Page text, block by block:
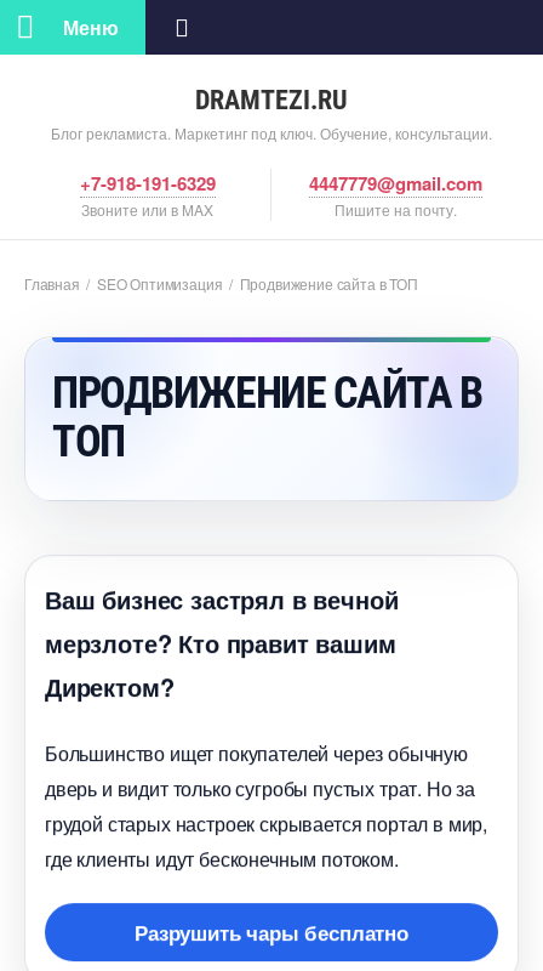
DRAMTEZI.RU
Блог рекламиста. Маркетинг под ключ. Обучение, консультации.
Меню
+7-918-191-6329
Звоните или в MAX
4447779@gmail.com
Пишите на почту.
Главная / SEO Оптимизация / Продвижение сайта в ТОП
ПРОДВИЖЕНИЕ САЙТА
ТОП
аш бизнес застрял в вечной
мерзлоте? Кто правит вашим
Директом?
Большинство ищет покупателей через обычную
дверь и видит только сугробы пустых трат. Но за
рудой старых настроек скрывается портал в мир,
де клиенты идут бесконечным потоком.
Разрушить чары бесплатно